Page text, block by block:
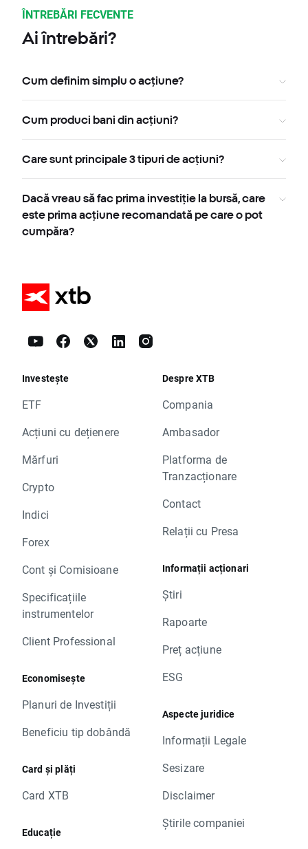
ÎNTREBĂRI FECVENTE
Ai întrebări?
Cum definim simplu o acțiune?
Cum produci bani din acțiuni?
Care sunt principale 3 tipuri de acțiuni?
Dacă vreau să fac prima investiție la bursă, care
este prima acțiune recomandată pe care o pot
cumpăra?
Investește
ETF
Acțiuni cu dețienere
Mărfuri
Crypto
Indici
Forex
Cont și Comisioane
Specificațiile
instrumentelor
Client Professional
Economisește
Planuri de Investiții
Beneficiu tip dobândă
Card și plăți
Card XTB
Educație
Despre XTB
Compania
Ambasador
Platforma de
Tranzacționare
Contact
Relații cu Presa
Informații acționari
Știri
Rapoarte
Preț acțiune
ESG
Aspecte juridice
Informații Legale
Sesizare
Disclaimer
Știrile companiei